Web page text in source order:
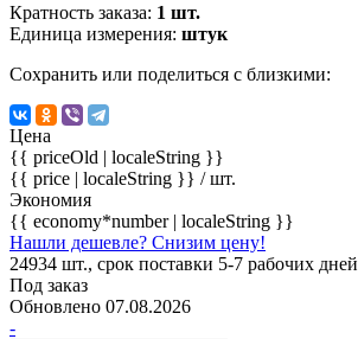
Кратность заказа: 1 шт.
Единица измерения: штук
Сохранить или поделиться с близкими:
Цена
{{ priceOld | localeString }}
{{ price | localeString }} / шт.
Экономия
{{ economy*number | localeString }}
Нашли дешевле? Снизим цену!
24934 шт., срок поставки 5-7 рабочих дней
Под заказ
Обновлено 07.08.2026
-